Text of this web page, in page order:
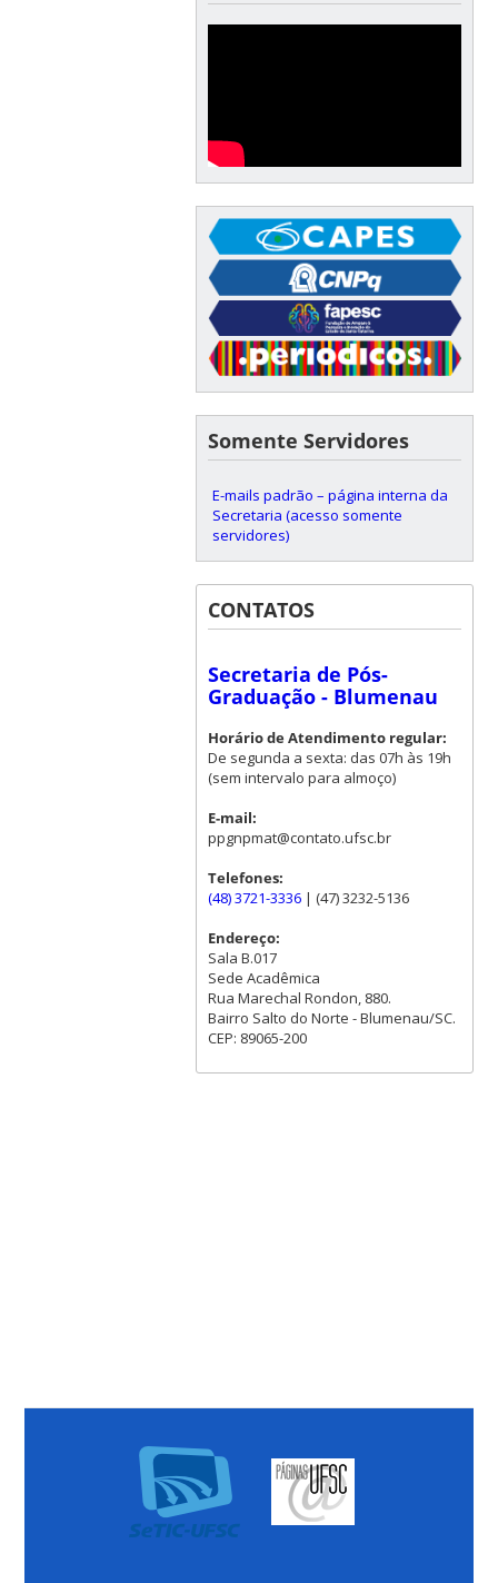
Somente Servidores
E-mails padrão – página interna da
Secretaria (acesso somente
servidores)
CONTATOS
Secretaria de Pós-
Graduação - Blumenau
Horário de Atendimento regular:
De segunda a sexta: das 07h às 19h
(sem intervalo para almoço)
E-mail:
ppgnpmat@contato.ufsc.br
Telefones:
(48) 3721-3336| (47) 3232-5136
Endereço:
Sala B.017
Sede Acadêmica
Rua Marechal Rondon, 880.
Bairro Salto do Norte - Blumenau/SC.
CEP: 89065-200